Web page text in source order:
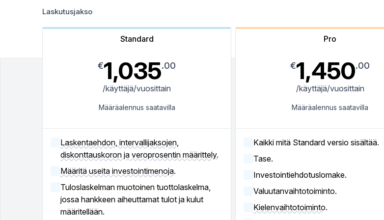
Laskutusjakso
Standard
€1,035.00
/käyttäjä/vuosittain
Määräalennus saatavilla
Laskentaehdon, intervallijaksojen,
diskonttauskoron ja veroprosentin määrittely.
Määritä useita investointimenoja.
Tuloslaskelman muotoinen tuottolaskelma,
jossa hankkeen aiheuttamat tulot ja kulut
määritellään.
Pro
€1,450.00
/käyttäjä/vuosittain
Määräalennus saatavilla
Kaikki mitä Standard versio sisältää.
Tase.
Investointiehdotuslomake.
Valuutanvaihtotoiminto.
Kielenvaihtotoiminto.